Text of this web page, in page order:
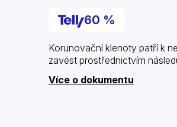
60 %
Korunovační klenoty patří k
zavést prostřednictvím
Více o dokumentu